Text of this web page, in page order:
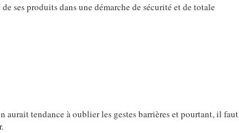
ses produits dans une démarche de sécurité et de totale
aurait tendance à oublier les gestes barrières et pourtant, il faut